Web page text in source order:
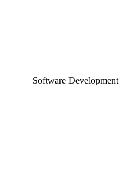
Software Development